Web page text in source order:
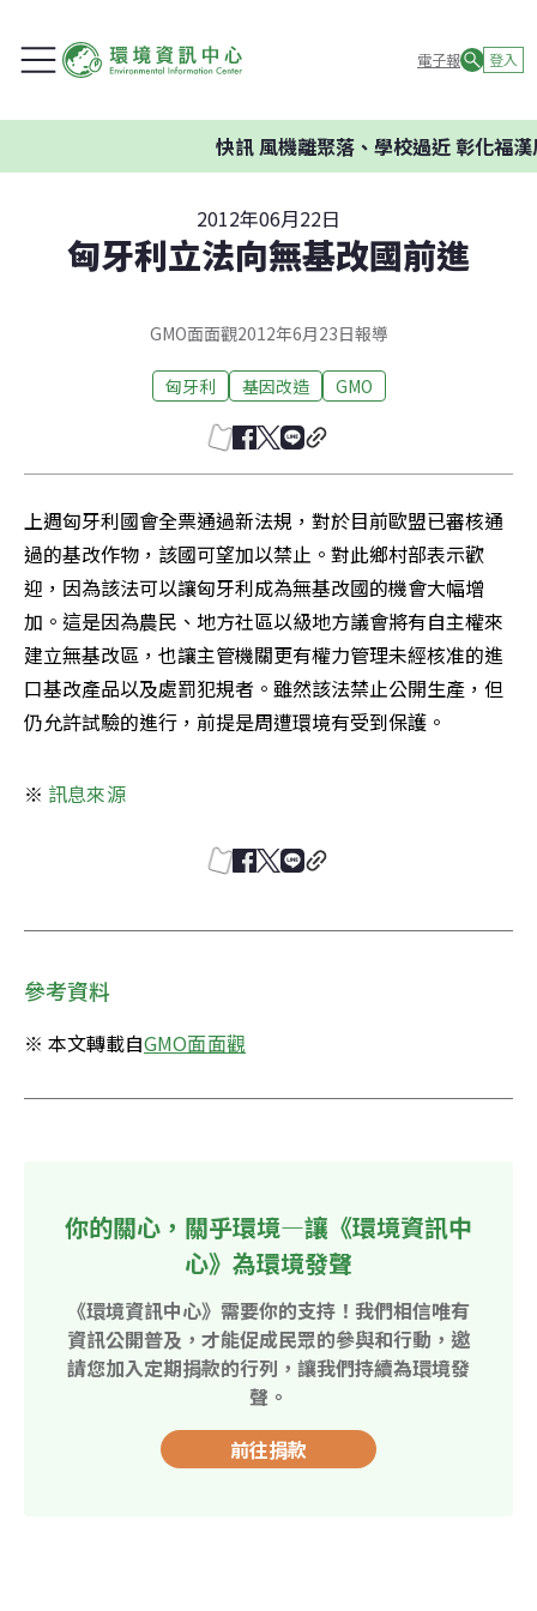
電子報 登入
快訊風機離聚落、學校過近 彰化福漢
2012年06月22日
匈牙利立法向無基改國前進
GMO面面觀2012年6月23日報導
匈牙利 基因改造 GMO
上週匈牙利國會全票通過新法規，對於目前歐盟已審核通
過的基改作物，該國可望加以禁止。對此鄉村部表示歡
迎，因為該法可以讓匈牙利成為無基改國的機會大幅增
加。這是因為農民、地方社區以級地方議會將有自主權來
建立無基改區，也讓主管機關更有權力管理未經核准的進
口基改產品以及處罰犯規者。雖然該法禁止公開生產，但
仍允許試驗的進行，前提是周遭環境有受到保護。
※ 訊息來源
參考資料
※ 本文轉載自GMO面面觀
你的關心，關乎環境—讓《環境資訊中
心》為環境發聲
《環境資訊中心》需要你的支持！我們相信唯有
資訊公開普及，才能促成民眾的參與和行動，邀
請您加入定期捐款的行列，讓我們持續為環境發
聲。
前往捐款